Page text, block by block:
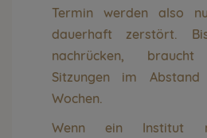
Termin werden also
dauerhaft zerstört.
nachrücken,
Sitzungen im
Wochen.
Wenn ein Institut